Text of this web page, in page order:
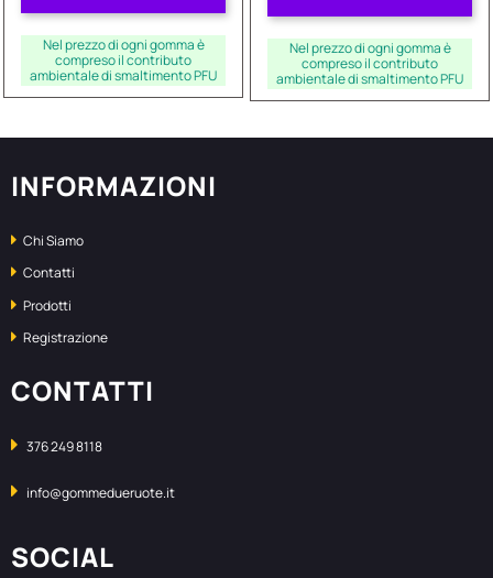
Nel prezzo di ogni gomma è
compreso il contributo
ambientale di smaltimento PFU
Nel prezzo di ogni gomma è
compreso il contributo
ambientale di smaltimento PFU
INFORMAZIONI
Chi Siamo
Contatti
Prodotti
Registrazione
CONTATTI
376 249 8118
info@gommedueruote.it
SOCIAL